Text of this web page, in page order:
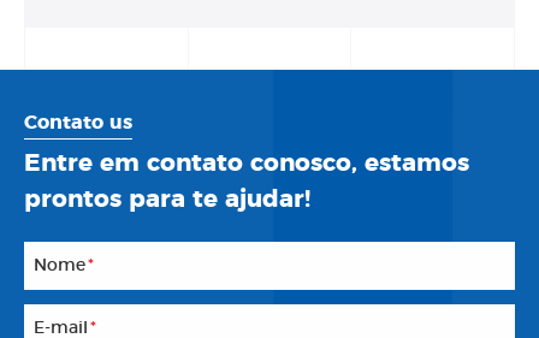
Contato us
Entre em contato conosco, estamos
prontos para te ajudar!
Nome*
E-mail *